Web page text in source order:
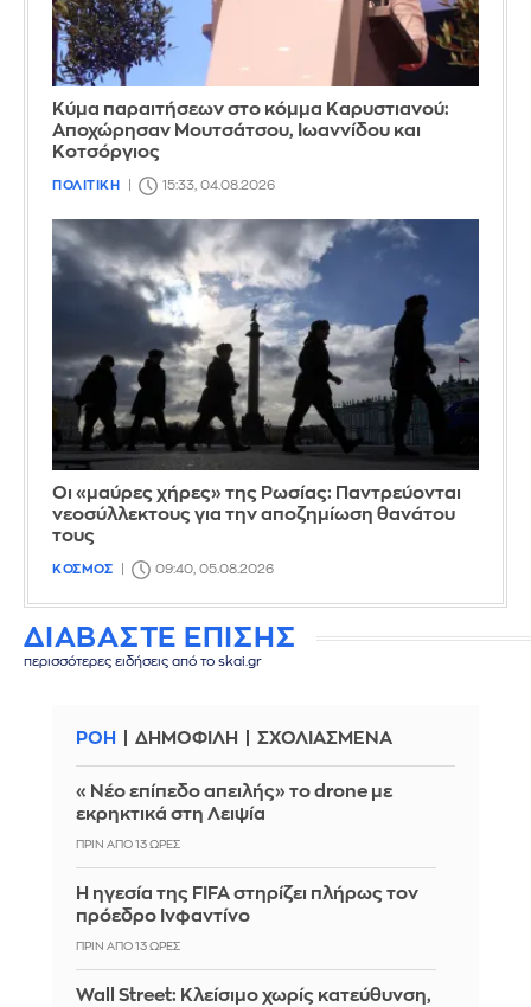
Κύμα παραιτήσεων στο κόμμα Καρυστιανού:
Αποχώρησαν Μουτσάτσου, Ιωαννίδου και
Κοτσόργιος
ΠΟΛΙΤΙΚΗ 15:33, 04.08.2026
Οι «μαύρες χήρες» της Ρωσίας: Παντρεύονται
νεοσύλλεκτους για την αποζημίωση θανάτου
τους
ΚΟΣΜΟΣ 09:40, 05.08.2026
ΔΙΑΒΑΣΤΕ ΕΠΙΣΗΣ
περισσότερες ειδήσεις από το skai.gr
ΡΟΗ ΔΗΜΟΦΙΛΗ ΣΧΟΛΙΑΣΜΕΝΑ
«Νέο επίπεδο απειλής» το drone με
εκρηκτικά στη Λειψία
ΠΡΙΝ ΑΠΌ 13 ΏΡΕΣ
Η ηγεσία της FIFA στηρίζει πλήρως τον
πρόεδρο Ινφαντίνο
ΠΡΙΝ ΑΠΌ 13 ΏΡΕΣ
Wall Street: Κλείσιμο χωρίς κατεύθυνση,